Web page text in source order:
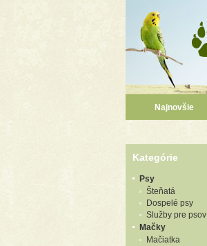
Najnovšie
Kategórie
Psy
Šteňatá
Dospelé psy
Služby pre psov
Mačky
Mačiatka